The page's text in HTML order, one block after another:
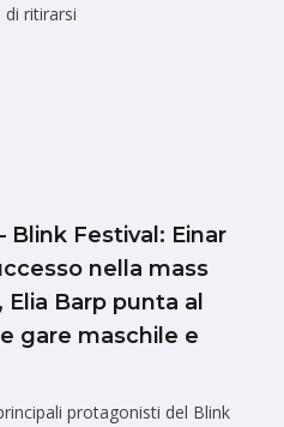
di ritirarsi
Blink Festival: Einar
nella mass
Barp punta al
gare maschile e
protagonisti del Blink